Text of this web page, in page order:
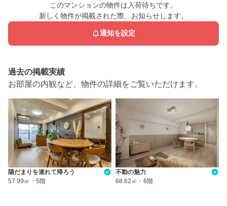
このマンションの物件は入荷待ちです。
新しく物件が掲載された際、お知らせします。
通知を設定
過去の掲載実績
お部屋の内観など、物件の詳細をご覧いただけます。
陽だまりを連れて帰ろう
57.99㎡ ・ 5階
不動の魅力
68.62㎡ ・ 6階